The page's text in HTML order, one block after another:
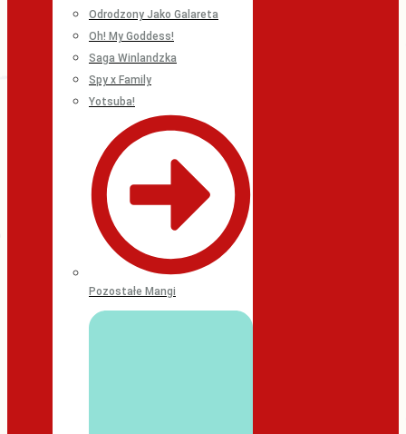
Odrodzony Jako Galareta
Oh! My Goddess!
Saga Winlandzka
Spy x Family
Yotsuba!
Pozostałe Mangi